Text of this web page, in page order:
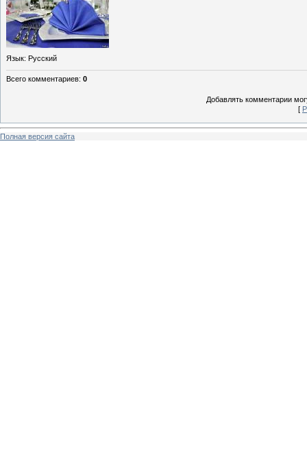
Язык: Русский
Всего комментариев: 0
Добавлять комментарии
[
Полная версия сайта